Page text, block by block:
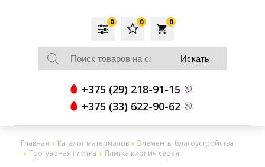
local_grocery_store
0
0
0
+375 (29) 218-91-15
+375 (33) 622-90-62
Главная Каталог материалов
Элементы благоустройства
Тротуарная плитка
Плитка кирпич серая